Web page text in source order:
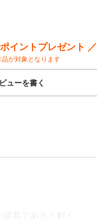
イントプレゼント ／
が対象となります
ューを書く